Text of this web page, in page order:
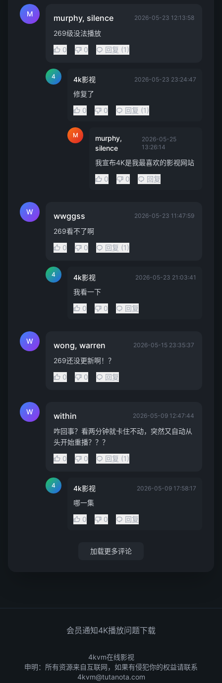
M murphy, silence 2026-05-23 12:13:58
269级没法播放
0
0 回复 (1)
4 4k影视 2026-05-23 23:24:47
修复了
0
0 回复 (1)
M
murphy,
silence
2026-05-25
13:26:14
我宣布4K是我最喜欢的影视网站
0
0 回复
W wwggss 2026-05-23 11:47:59
269看不了啊
0
0 回复 (1)
4 4k影视 2026-05-23 21:03:41
我看一下
0
0 回复
W wong, warren 2026-05-15 23:35:37
269还没更新啊！？
0
0 回复
W within 2026-05-09 12:47:44
咋回事？看两分钟就卡住不动，突然又自动从
头开始重播？？？
0
0 回复 (1)
4 4k影视 2026-05-09 17:58:17
哪一集
0
0 回复
加载更多评论
会员通知4K播放问题下载
4kvm在线影视
申明：所有资源来自互联网，如果有侵犯你的权益请联系
4kvm@tutanota.com